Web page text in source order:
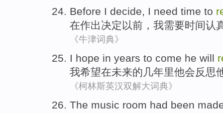
Before I decide, I need time to
在作出决定以前， 我需要时间认
《牛津词典》
I hope in years to come he will
我希望在未来的 几年里他会反思
《柯林斯英汉双解大词典》
The music room had been